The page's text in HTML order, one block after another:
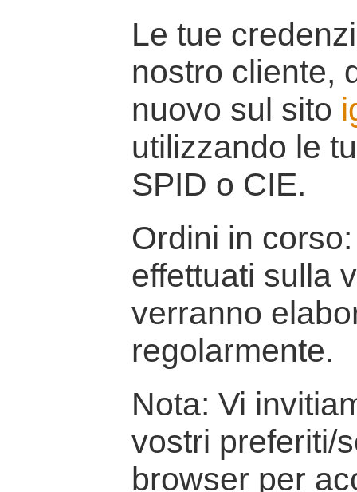
Le tue
nostro cliente,
nuovo sul sito
utilizzando le
SPID o CIE.
Ordini in
effettuati sulla
verranno
regolarmente.
Nota: Vi
vostri preferiti/
browser per